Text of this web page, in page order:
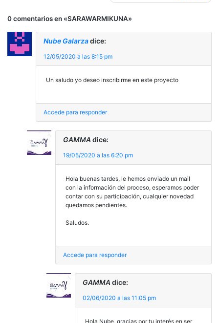
entradas
0 comentarios en «SARAWARMIKUNA»
Nube Galarza dice:
12/05/2020 a las 8:15 pm
Un saludo yo deseo inscribirme en este proyecto
Accede para responder
GAMMA dice:
19/05/2020 a las 6:20 pm
Hola buenas tardes, le hemos enviado un mail
con la información del proceso, esperamos poder
contar con su participación, cualquier novedad
quedamos pendientes.
Saludos.
Accede para responder
GAMMA dice:
02/06/2020 a las 11:05 pm
Hola Nube, gracias por tu interés en ser